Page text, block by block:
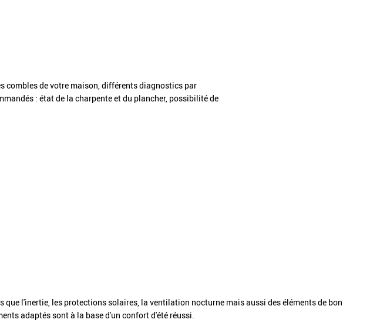
combles de votre maison, différents diagnostics par
: état de la charpente et du plancher, possibilité de
que l'inertie, les protections solaires, la ventilation nocturne mais aussi des éléments de bon
adaptés sont à la base d'un confort d'été réussi.